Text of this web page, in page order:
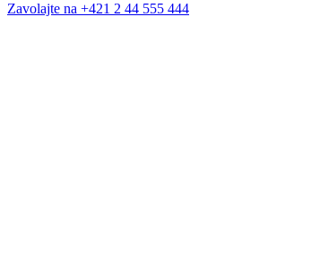
Zavolajte na +421 2 44 555 444